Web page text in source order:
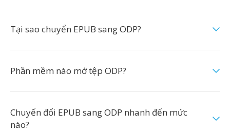
Tại sao chuyển EPUB sang ODP?
Phần mềm nào mở tệp ODP?
Chuyển đổi EPUB sang ODP nhanh đến mức
nào?